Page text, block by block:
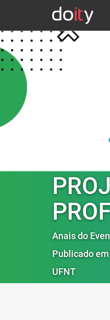
Anais do
Publicado
UFNT